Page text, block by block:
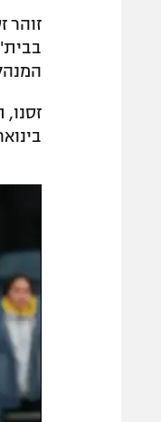
בינואר 2024 וחתם על חוזה לשלוש